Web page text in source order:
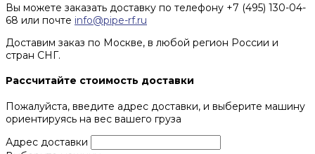
Вы можете заказать доставку по телефону +7 (495) 130-04-
68 или почте info@pipe-rf.ru
Доставим заказ по Москве, в любой регион России и
стран СНГ.
Рассчитайте стоимость доставки
Пожалуйста, введите адрес доставки, и выберите машину
ориентируясь на вес вашего груза
Адрес доставки